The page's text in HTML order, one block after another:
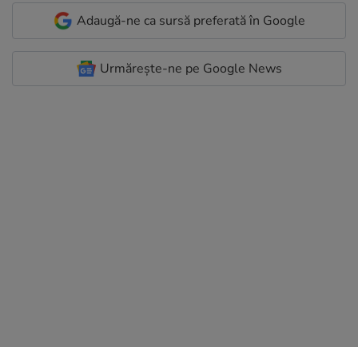
Adaugă-ne ca sursă preferată în Google
Urmărește-ne pe Google News